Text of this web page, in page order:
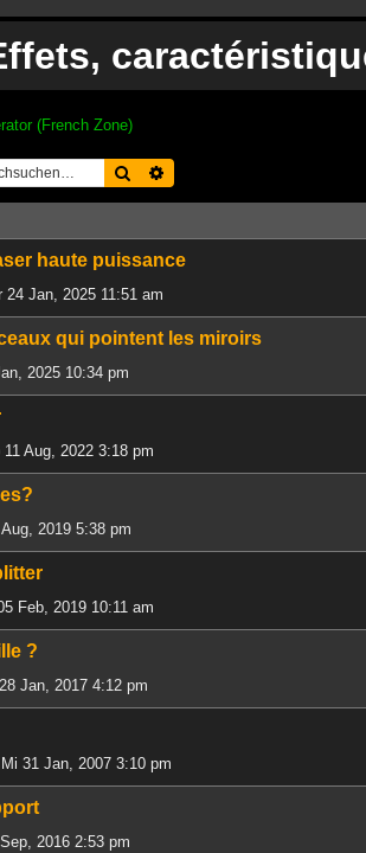
(French Zone)
Suche
haute puissance
24 Jan, 2025 11:51 am
qui pointent les miroirs
2025 10:34 pm
11 Aug, 2022 3:18 pm
2019 5:38 pm
Feb, 2019 10:11 am
?
Jan, 2017 4:12 pm
31 Jan, 2007 3:10 pm
2016 2:53 pm